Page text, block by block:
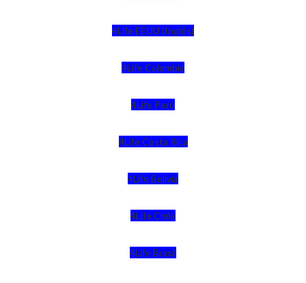
4Life EEUU (Inglés)
4Life Colombia
4Life Perú
4Life Costa Rica
4Life Bolivia
4Life Chile
4Life Brasil